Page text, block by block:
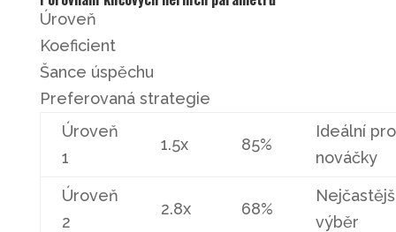
Úroveň
Koeficient
Šance úspěchu
Preferovaná strategie
Úroveň
1
1.5x 85%
Ideální pro
nováčky
Úroveň
2
2.8x 68%
výběr